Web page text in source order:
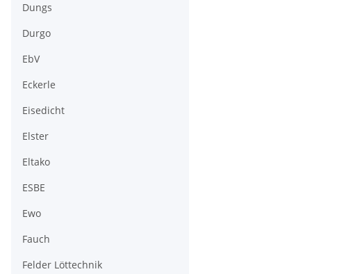
Dungs
Durgo
EbV
Eckerle
Eisedicht
Elster
Eltako
ESBE
Ewo
Fauch
Felder Löttechnik